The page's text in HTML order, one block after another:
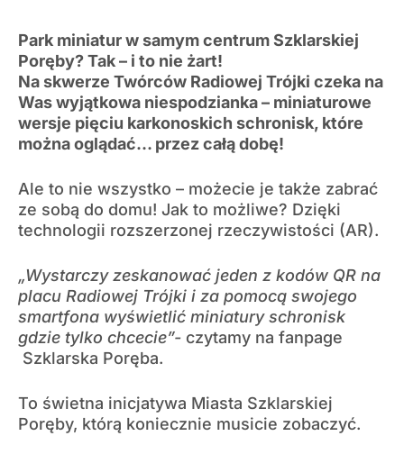
Park miniatur w samym centrum Szklarskiej
Poręby? Tak – i to nie żart!
Na skwerze Twórców Radiowej Trójki czeka na
Was wyjątkowa niespodzianka – miniaturowe
wersje pięciu karkonoskich schronisk, które
można oglądać… przez całą dobę!
Ale to nie wszystko – możecie je także zabrać
ze sobą do domu! Jak to możliwe? Dzięki
technologii rozszerzonej rzeczywistości (AR).
„Wystarczy zeskanować jeden z kodów QR na
placu Radiowej Trójki i za pomocą swojego
smartfona wyświetlić miniatury schronisk
gdzie tylko chcecie”- czytamy na fanpage
Szklarska Poręba.
To świetna inicjatywa Miasta Szklarskiej
Poręby, którą koniecznie musicie zobaczyć.